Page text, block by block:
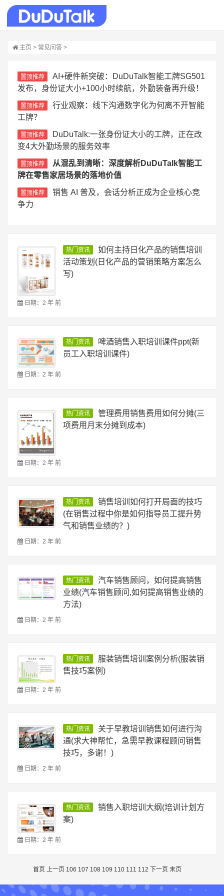
主页 > 常见问答 >
置顶推荐
AI+硬件新突破：DuDuTalk智能工牌SG501
发布，身份证大小+100小时续航，外勤装备再升级！
置顶推荐
行业观察：线下沟通数字化为何离不开智能
工牌？
置顶推荐
DuDuTalk:一张身份证大小的工牌，正在改
变4大外勤场景的服务效率
置顶推荐
从混乱到清晰：深度解析DuDuTalk智能工
牌在零售家居场景的落地价值
置顶推荐
销售 AI 普及，会话分析正成为企业核心竞
争力
热门资讯
如何主持日化产品的销售培训
活动策划(日化产品的营销策略方案怎么
写)
日期：2 年 前
热门资讯
啤酒销售入职培训课件ppt(新
员工入职培训课件)
日期：2 年 前
热门资讯
管理费用销售费用如何分摊(三
项费用月末分摊到成本)
日期：2 年 前
热门资讯
销售培训如何打开局面的技巧
(在销售过程中你是如何指导员工提升势
气和销售业绩的？)
日期：2 年 前
热门资讯
汽车销售顾问，如何提高销售
业绩(汽车销售顾问,如何提高销售业绩的
方法)
日期：2 年 前
热门资讯
服装销售培训案例分析(服装销
售技巧案例)
日期：2 年 前
热门资讯
关于早教培训销售如何进行沟
通(求大神帮忙，急需早教课程顾问销售
技巧，多谢！)
日期：2 年 前
热门资讯
销售入职培训大纲(培训计划方
案)
日期：2 年 前
首页 上一页 106 107 108 109 110 111 112 下一页 末页